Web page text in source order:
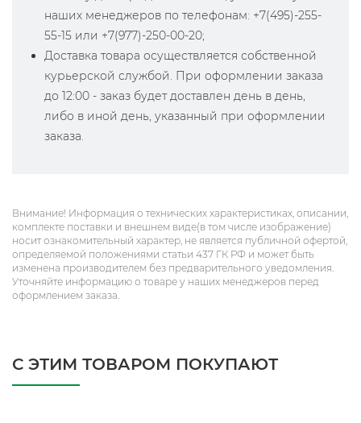
наших менеджеров по телефонам: +7(495)-255-
55-15 или +7(977)-250-00-20;
Доставка товара осуществляется собственной
курьерской службой. При оформлении заказа
до 12:00 - заказ будет доставлен день в день,
либо в иной день, указанный при оформлении
заказа.
Внимание! Информация о технических характеристиках, описании,
комплекте поставки и внешнем виде(в том числе изображение)
носит ознакомительный характер, не является публичной офертой,
определяемой положениями статьи 437 ГК РФ и может быть
изменена производителем без предварительного уведомления.
Уточняйте информацию о товаре у наших менеджеров перед
оформлением заказа.
С ЭТИМ ТОВАРОМ ПОКУПАЮТ